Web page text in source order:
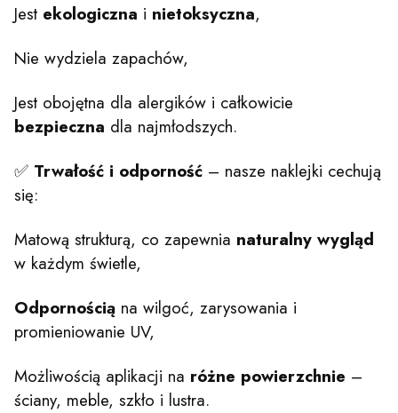
Jest ekologiczna i nietoksyczna,
Nie wydziela zapachów,
Jest obojętna dla alergików i całkowicie
bezpieczna dla najmłodszych.
✅ Trwałość i odporność – nasze naklejki cechują
się:
Matową strukturą, co zapewnia naturalny wygląd
w każdym świetle,
Odpornością na wilgoć, zarysowania i
promieniowanie UV,
Możliwością aplikacji na różne powierzchnie –
ściany, meble, szkło i lustra.